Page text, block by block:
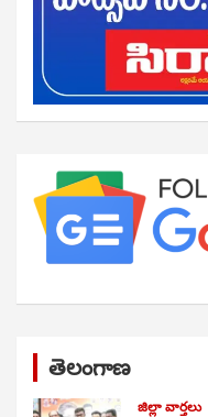
తెలంగాణ
జిల్లా వార్తలు